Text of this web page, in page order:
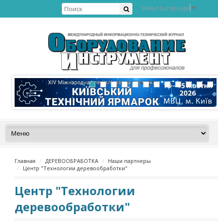
Select Language ▼
Главная ДЕРЕВООБРАБОТКА
Наши партнеры
Центр "Технологии деревообработки"
Центр "Технологии
деревообработки"